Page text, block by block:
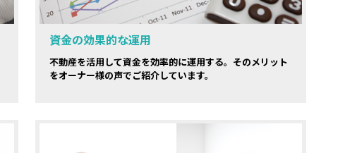
資金の効果的な運用
不動産を活用して資金を効率的に運用する。そのメリット
をオーナー様の声でご紹介しています。